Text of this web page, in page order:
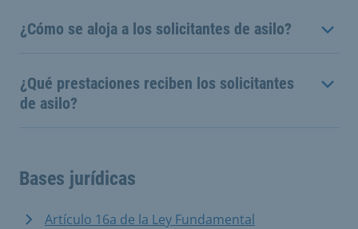
¿Cómo se aloja a los solicitantes de asilo?
¿Qué prestaciones reciben los solicitantes
de asilo?
Bases jurídicas
Artículo 16a de la Ley Fundamental